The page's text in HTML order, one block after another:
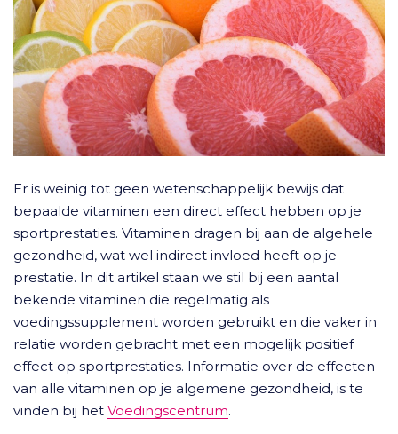
Er is weinig tot geen wetenschappelijk bewijs dat
bepaalde vitaminen een direct effect hebben op je
sportprestaties. Vitaminen dragen bij aan de algehele
gezondheid, wat wel indirect invloed heeft op je
prestatie. In dit artikel staan we stil bij een aantal
bekende vitaminen die regelmatig als
voedingssupplement worden gebruikt en die vaker in
relatie worden gebracht met een mogelijk positief
effect op sportprestaties. Informatie over de effecten
van alle vitaminen op je algemene gezondheid, is te
vinden bij het Voedingscentrum.